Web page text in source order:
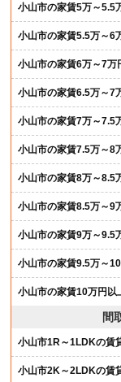
小山市の家賃5万～5.5
小山市の家賃5.5万～6
小山市の家賃6万～7万
小山市の家賃6.5万～7
小山市の家賃7万～7.5
小山市の家賃7.5万～8
小山市の家賃8万～8.5
小山市の家賃8.5万～9
小山市の家賃9万～9.5
小山市の家賃9.5万～
小山市の家賃10万円以
間
小山市1R～1LDKの賃
小山市2K～2LDKの賃